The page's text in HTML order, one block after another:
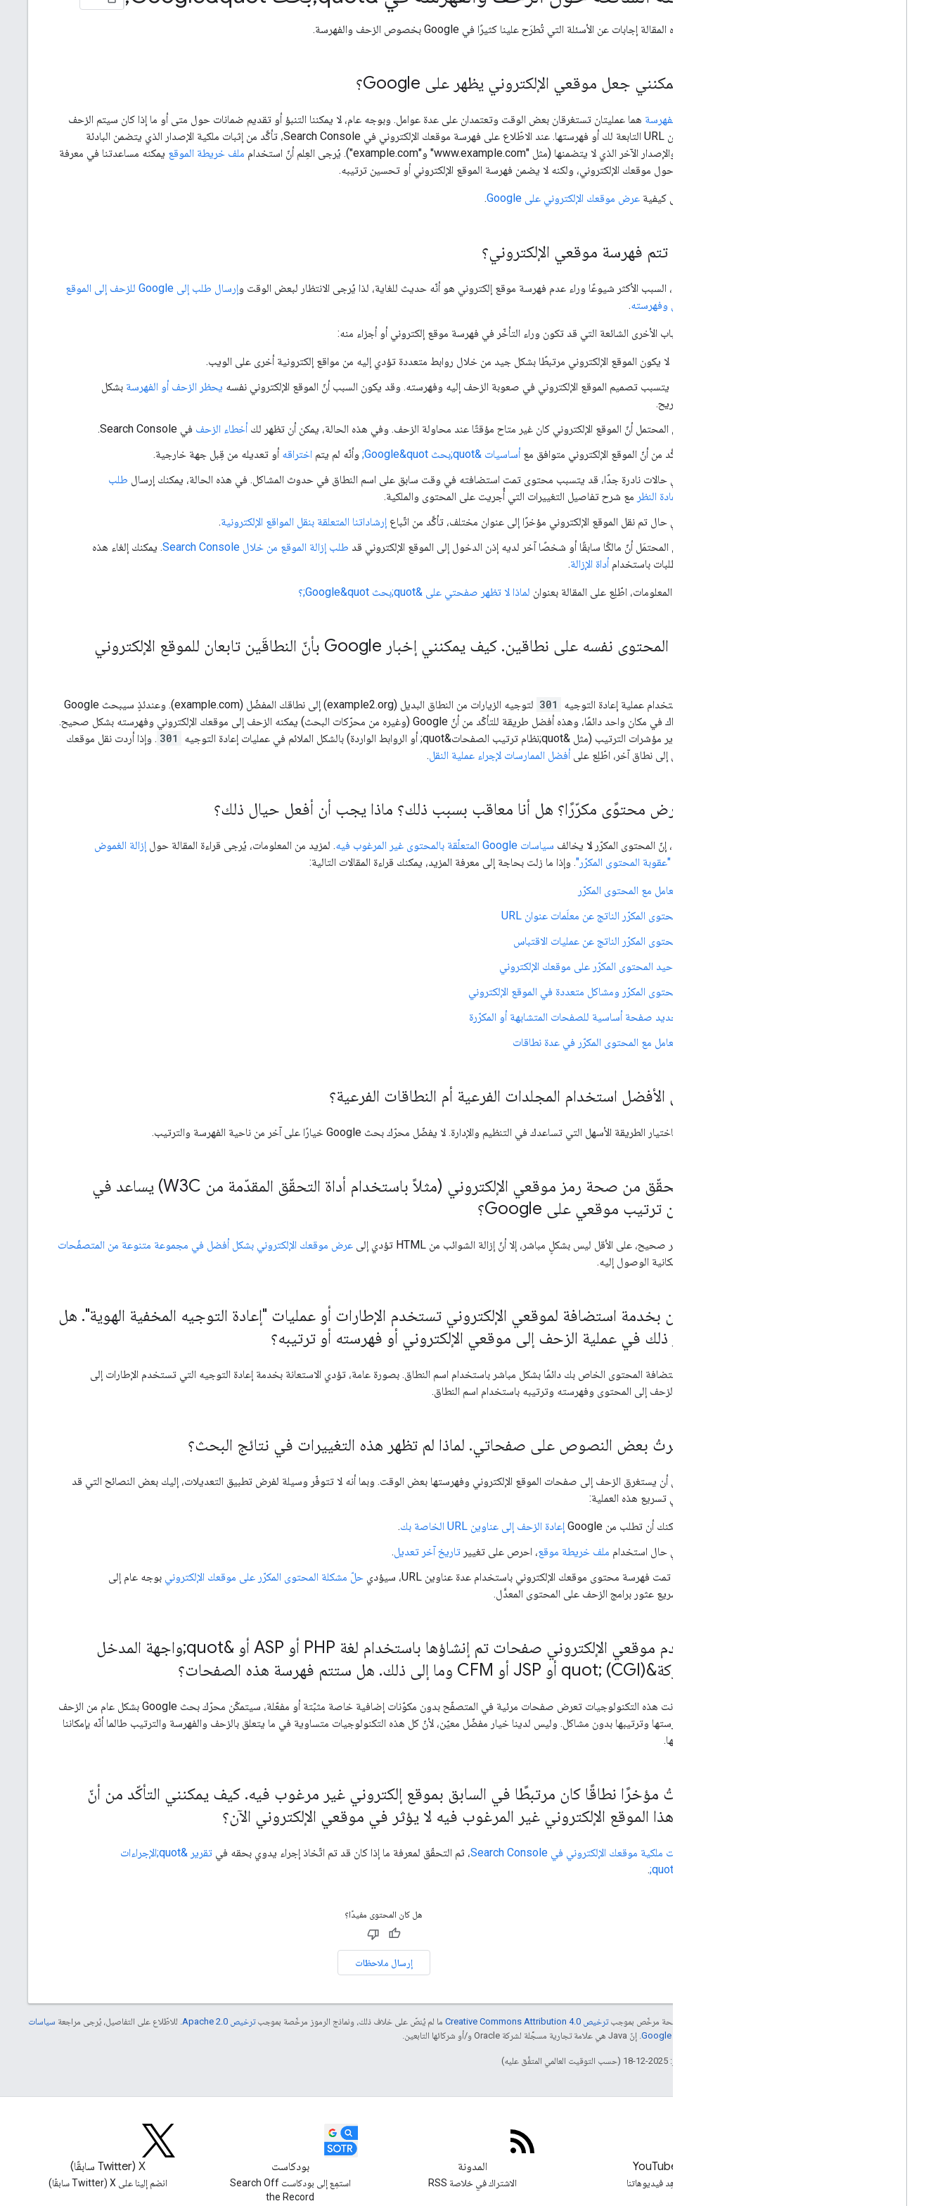
تجمع هذه المقالة إجابات عن الأسئلة التي تُطرَح علينا كثيرًا في Google بخصوص الزحف والفهرسة.
كيف يمكنني جعل موقعي الإلكتروني يظهر على Google؟
الفهرسة هما عمليتان تستغرقان بعض الوقت وتعتمدان على عدة عوامل. وبوجه عام، لا يمكننا التنبؤ أو تقديم ضمانات حول متى أو ما إذا كان سيتم الزحف
إلى عناوين URL التابعة لك أو فهرستها. عند الاطّلاع على فهرسة موقعك الإلكتروني في Search Console، تأكَّد من إثبات ملكية الإصدار الذي يتضمن البادئة
ملف خريطة الموقع يمكنه مساعدتنا في معرفة
معلومات حول موقعك الإلكتروني، ولكنه لا يضمن فهرسة الموقع الإلكتروني أو تحسين ترتيبه.
تعرَّف على كيفية عرض موقعك الإلكتروني على Google .
لماذا لا تتم فهرسة موقعي الإلكتروني؟
بشكلٍ عام، السبب الأكثر شيوعًا وراء عدم فهرسة موقع إلكتروني هو أنّه حديث للغاية، لذا يُرجى الانتظار لبعض الوقت و
إرسال طلب إلى Google للزحف إلى الموقع
الإلكتروني وفهرسته.
إليك الأسباب الأخرى الشائعة التي قد تكون وراء التأخّر في فهرسة موقع إلكتروني أو أجزاء منه:
قد لا يكون الموقع الإلكتروني مرتبطًا بشكل جيد من خلال روابط متعددة تؤدي إليه من مواقع إلكترونية أخرى على الويب.
قد يتسبب تصميم الموقع الإلكتروني في صعوبة الزحف إليه وفهرسته. وقد يكون السبب أنّ الموقع الإلكتروني نفسه يحظر الزحف أو الفهرسة بشكل
صريح.
من المحتمل أنّ الموقع الإلكتروني كان غير متاح مؤقتًا عند محاولة الزحف. وفي هذه الحالة، يمكن أن تظهر لكأخطاء الزحف في Search Console.
تأكَّد من أنّ الموقع الإلكتروني متوافق معأساسيات &quot;بحث Google&quot; وأنّه لم يتم اختراقه أو تعديله من قِبل جهة خارجية.
في حالات نادرة جدًا، قد يتسبب محتوى تمت استضافته في وقت سابق على اسم النطاق في حدوث المشاكل. في هذه الحالة، يمكنك إرسال طلب
لإعادة النظر مع شرح تفاصيل التغييرات التي أُجريت على المحتوى والملكية.
في حال تم نقل الموقع الإلكتروني مؤخرًا إلى عنوان مختلف، تأكَّد من اتّباع إرشاداتنا المتعلقة بنقل المواقع الإلكترونية.
من المحتمَل أنّ مالكًا سابقًا أو شخصًا آخر لديه إذن الدخول إلى الموقع الإلكتروني قد طلب إزالة الموقع من خلال Search Console
. يمكنك إلغاء هذه
الطلبات باستخدامأداة الإزالة.
لمزيد من المعلومات، اطّلِع على المقالة بعنوان لماذا لا تظهر صفحتي على &quot;بحث Google&quot;؟
أعرِض المحتوى نفسه على نطاقين.
كيف يمكنني إخبار Google بأنّ النطاقَين تابعان للموقع الإلكتروني
يمكنك استخدام عملية إعادة التوجيه 301
لتوجيه الزيارات من النطاق البديل (example2.org) إلى نطاقك المفضّل (example.com). وعندئذٍ سيبحث Google
عن محتواك في مكان واحد دائمًا، وهذه أفضل طريقة للتأكّد من أنّ Google (وغيره من محرّكات البحث) يمكنه الزحف إلى موقعك الإلكتروني وفهرسته بشكل صحيح.
سيتم تمرير مؤشرات الترتيب (مثل &quot;نظام ترتيب الصفحات&quot; أو الروابط الواردة) بالشكل الملائم في عمليات إعادة التوجيه
301 . وإذا أردت نقل موقعك
الإلكتروني إلى نطاق آخر، اطّلِع علىأفضل الممارسات لإجراء عملية النقل.
هل أعرض محتوًى مكرّرًا؟ هل أنا معاقب بسبب ذلك؟ ماذا يجب أن أفعل حيال ذلك؟
بشكل عام، إنّ المحتوى المكرّرلا يخالف سياسات Google المتعلّقة بالمحتوى غير المرغوب فيه . لمزيد من المعلومات، يُرجى قراءة المقالة حول إزالة الغموض
بخصوص "عقوبة المحتوى المكرّر". وإذا ما زلت بحاجة إلى معرفة المزيد، يمكنك قراءة المقالات التالية:
التعامل مع المحتوى المكرّر
المحتوى المكرّر الناتج عن معلَمات عنوان URL
المحتوى المكرّر الناتج عن عمليات الاقتباس
توحيد المحتوى المكرّر على موقعك الإلكتروني
المحتوى المكرّر ومشاكل متعددة في الموقع الإلكتروني
تحديد صفحة أساسية للصفحات المتشابهة أو المكرّرة
التعامل مع المحتوى المكرّر في عدة نطاقات
هل من الأفضل استخدام المجلدات الفرعية أم النطاقات الفرعية؟
ننصحك باختيار الطريقة الأسهل التي تساعدك في التنظيم والإدارة. لا يفضّل محرّك بحث Google خيارًا على آخر من ناحية الفهرسة والترتيب.
هل التحقّق من صحة رمز موقعي الإلكتروني (مثلاً باستخدام أداة التحقّق المقدّمة من W3C) يساعد في
تحسين ترتيب موقعي على Google؟
لا، هذا غير صحيح، على الأقل ليس بشكلٍ مباشر، إلا أنّ إزالة الشوائب من HTML تؤدي إلى
عرض موقعك الإلكتروني بشكل أفضل في مجموعة متنوعة من المتصفّحات
وتسهّل إمكانية الوصول إليه.
أستعين بخدمة استضافة لموقعي الإلكتروني تستخدم الإطارات أو عمليات "إعادة التوجيه المخفية الهوية". هل
سيؤثر ذلك في عملية الزحف إلى موقعي الإلكتروني أو فهرسته أو ترتيبه؟
ننصح باستضافة المحتوى الخاص بك دائمًا بشكل مباشر باستخدام اسم النطاق. بصورة عامة، تؤدي الاستعانة بخدمة إعادة التوجيه التي تستخدم الإطارات إلى
استحالة الزحف إلى المحتوى وفهرسته وترتيبه باستخدام اسم النطاق.
لقد غيّرتُ بعض النصوص على صفحاتي. لماذا لم تظهر هذه التغييرات في نتائج البحث؟
من الممكن أن يستغرق الزحف إلى صفحات الموقع الإلكتروني وفهرستها بعض الوقت. وبما أنه لا تتوفّر وسيلة لفرض تطبيق التعديلات، إليك بعض النصائح التي قد
تساعد في تسريع هذه العملية:
يمكنك أن تطلب من Google إعادة الزحف إلى عناوين URL الخاصة بك
.
في حال استخدام ملف خريطة موقع، احرص على تغيير تاريخ آخر تعديل.
إذا تمت فهرسة محتوى موقعك الإلكتروني باستخدام عدة عناوين URL، سيؤدي
حلّ مشكلة المحتوى المكرّر على موقعك الإلكتروني بوجه عام إلى
تسريع عثور برامج الزحف على المحتوى المعدَّل.
يستخدم موقعي الإلكتروني صفحات تم إنشاؤها باستخدام لغة PHP أو ASP أو &quot;واجهة المدخل
المشتركة&quot; (CGI) أو JSP أو CFM وما إلى ذلك
. هل ستتم فهرسة هذه الصفحات؟
نعم. إذا كانت هذه التكنولوجيات تعرض صفحات مرئية في المتصفّح بدون مكوّنات إضافية خاصة مثبّتة أو مفعّلة، سيتمكّن محرّك بحث Google بشكل عام من الزحف
إليها وفهرستها وترتيبها بدون مشاكل. وليس لدينا خيار مفضّل معيّن، لأنّ كل هذه التكنولوجيات متساوية في ما يتعلق بالزحف والفهرسة والترتيب طالما أنّه بإمكاننا
الزحف إليها.
اشتريتُ مؤخرًا نطاقًا كان مرتبطًا في السابق بموقع إلكتروني غير مرغوب فيه. كيف يمكنني التأكّد من أنّ
سجلّ هذا الموقع الإلكتروني غير المرغوب فيه لا يؤثر في موقعي الإلكتروني الآن؟
إثبات ملكية موقعك الإلكتروني في Search Console ، ثم التحقّق لمعرفة ما إذا كان قد تم اتّخاذ إجراء يدوي بحقه في
تقرير &quot;الإجراءات
.
هل كان المحتوى مفيدًا؟
إرسال ملاحظات
إنّ محتوى هذه الصفحة مرخّص بموجبترخيص Creative Commons Attribution 4.0‏ ما لم يُنصّ على خلاف ذلك، ونماذج الرموز مرخّصة بموجبترخيص Apache 2.0‏ . للاطّلاع على التفاصيل، يُرجى مراجعة سياسات
. إنّ Java هي علامة تجارية مسجَّلة لشركة Oracle و/أو شركائها التابعين.
تاريخ التعديل الأخير: 2025-12-18 (حسب التوقيت العالمي المتفَّق عليه)
YouTube
شاهِد فيديوهاتنا
المدونة
الاشتراك في خلاصة RSS
بودكاست
استمِع إلى بودكاست Search Off
the Record
‫X ‏(Twitter سابقًا)
انضم إلينا على X ‏(Twitter سابقًا)